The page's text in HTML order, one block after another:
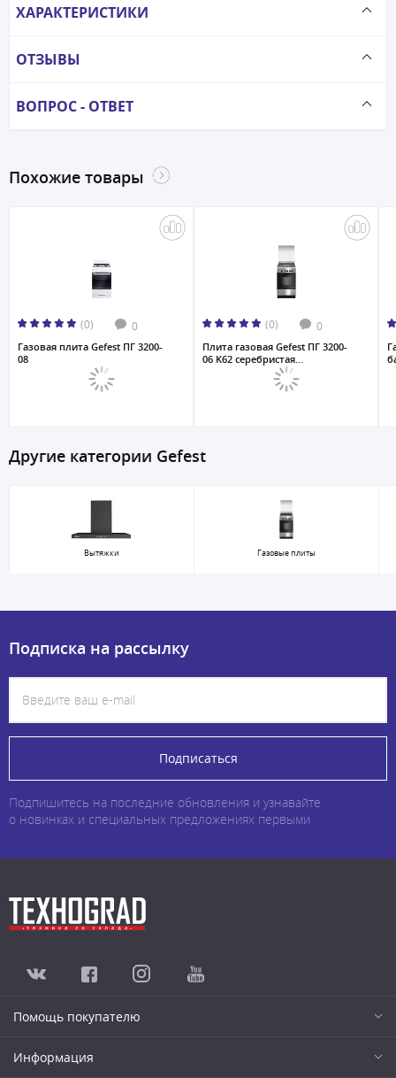
ХАРАКТЕРИСТИКИ
ОТЗЫВЫ
ВОПРОС - ОТВЕТ
Похожие товары
(0) 0
Газовая плита Gefest ПГ 3200-
08
(0) 0
Плита газовая Gefest ПГ 3200-
06 K62 серебристая...
Другие категории Gefest
Вытяжки Газовые плиты
Подписка на рассылку
Подписаться
Подпишитесь на последние обновления и узнавайте
о новинках и специальных предложениях первыми
Помощь покупателю
Информация